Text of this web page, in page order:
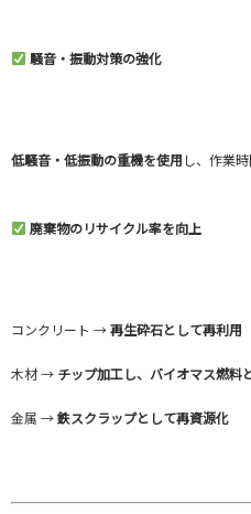
騒音・振動対策の強化
低騒音・低振動の重機を使用 し、作業
廃棄物のリサイクル率を向上
コンクリート →再生砕石として再利用
木材 → チップ加工し、バイオマス燃料
金属 →鉄スクラップとして再資源化